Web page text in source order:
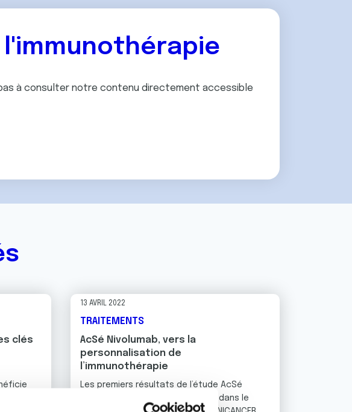
à consulter notre contenu directement accessible
clés
13 AVRIL 2022
TRAITEMENTS
AcSé Nivolumab, vers la
personnalisation de
l’immunothérapie
Les premiers résultats de l’étude AcSé
Nivolumab, soutenue par la Ligue dans le